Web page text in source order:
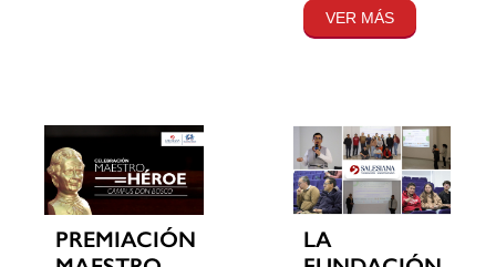
VER MÁS
PREMIACIÓN
LA